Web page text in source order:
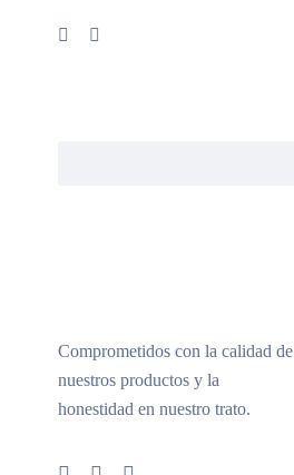
Santgar
Comprometidos con la calidad de
nuestros productos y la
honestidad en nuestro trato.